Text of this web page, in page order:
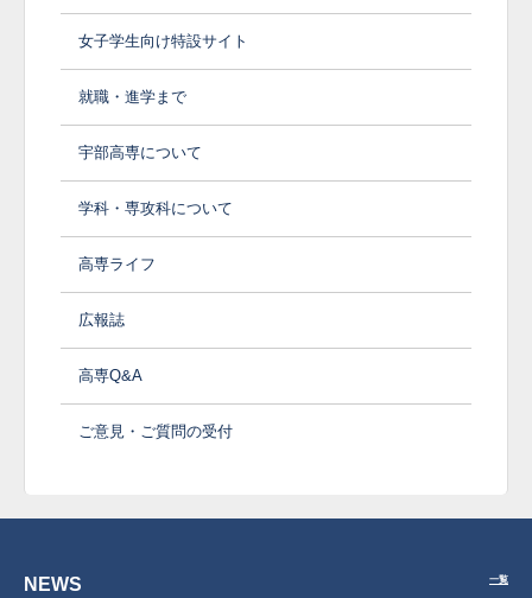
女子学生向け特設サイト
就職・進学まで
宇部高専について
学科・専攻科について
高専ライフ
広報誌
高専Q&A
ご意見・ご質問の受付
NEWS 一覧